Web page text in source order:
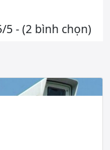
5 - (2 bình chọn)